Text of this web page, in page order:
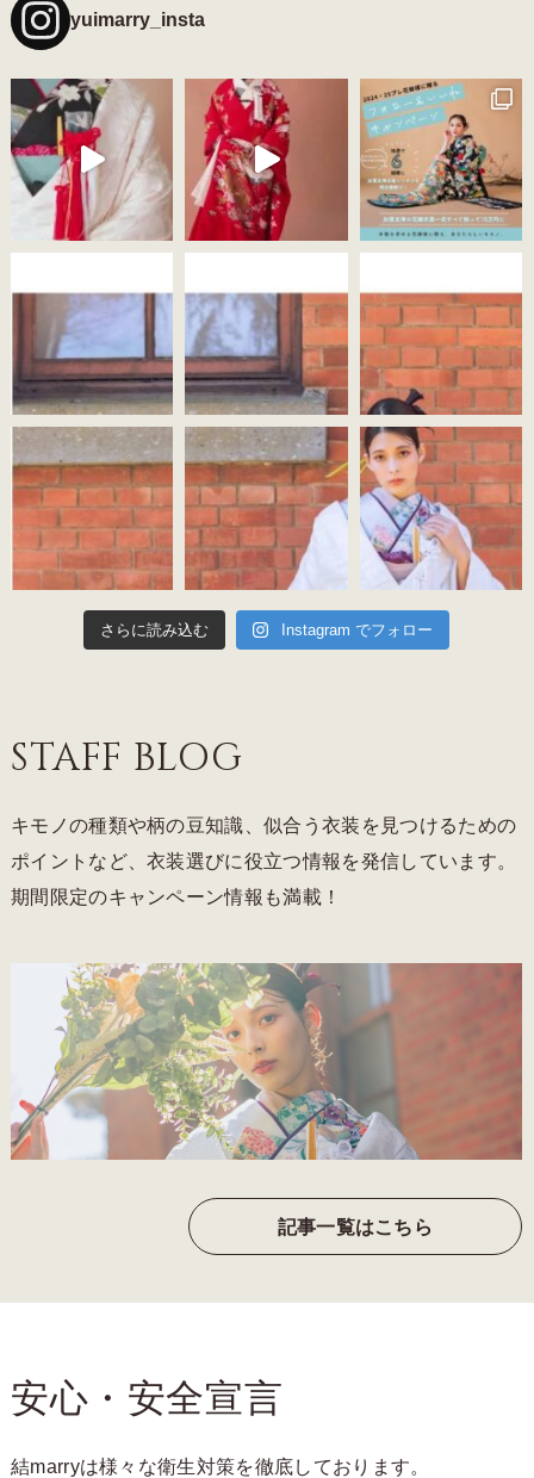
yuimarry_insta
さらに読み込む Instagram でフォロー
STAFF BLOG
キモノの種類や柄の豆知識、似合う衣装を見つけるための
ポイントなど、衣装選びに役立つ情報を発信しています。
期間限定のキャンペーン情報も満載！
記事一覧はこちら
安心・安全宣言
結marryは様々な衛生対策を徹底しております。